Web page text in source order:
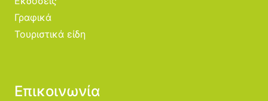
Γραφικά
Τουριστικά είδη
Επικοινωνία